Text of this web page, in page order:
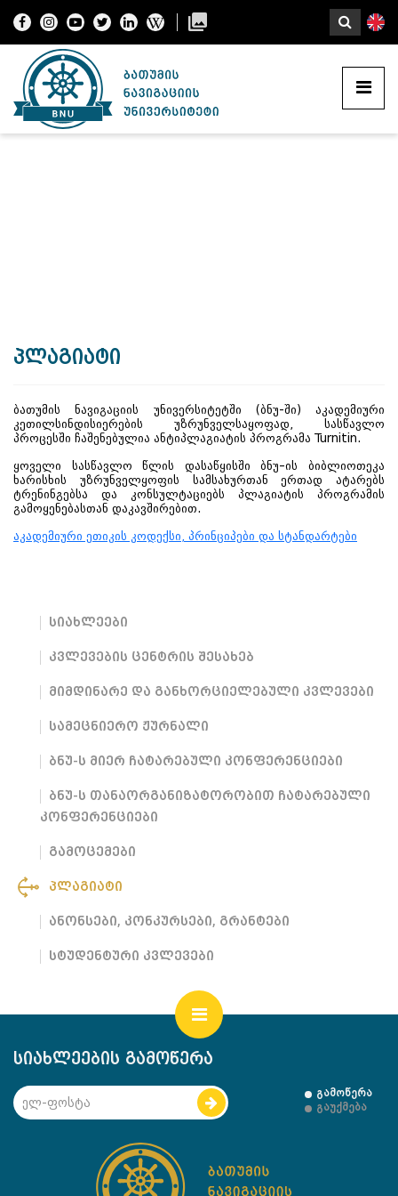
პლაგიატი
ბათუმის ნავიგაციის უნივერსიტეტში (ბნუ-ში) აკადემიური
კეთილსინდისიერების უზრუნველსაყოფად, სასწავლო
პროცესში ჩაშენებულია ანტიპლაგიატის პროგრამა Turnitin.
ყოველი სასწავლო წლის დასაწყისში ბნუ–ის ბიბლიოთეკა
ხარისხის უზრუნველყოფის სამსახურთან ერთად ატარებს
ტრენინგებსა და კონსულტაციებს პლაგიატის პროგრამის
გამოყენებასთან დაკავშირებით.
აკადემიური ეთიკის კოდექსი, პრინციპები და სტანდარტები
სიახლეები
კვლევების ცენტრის შესახებ
მიმდინარე და განხორციელებული კვლევები
სამეცნიერო ჟურნალი
ბნუ-ს მიერ ჩატარებული კონფერენციები
ბნუ-ს თანაორგანიზატორობით ჩატარებული
კონფერენციები
გამოცემები
პლაგიატი
ანონსები, კონკურსები, გრანტები
სტუდენტური კვლევები
სიახლეების გამოწერა
გამოწერა
გაუქმება